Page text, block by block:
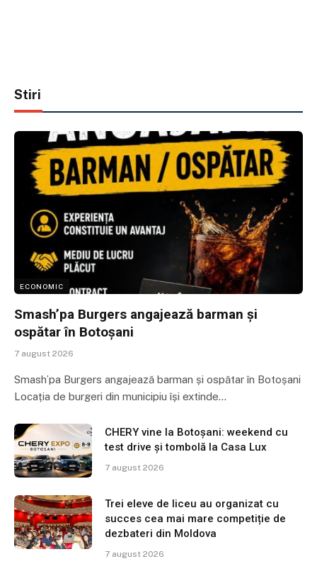
Stiri
ECONOMIC
Smash’pa Burgers angajează barman și
ospătar în Botoșani
7 august 2026
Smash’pa Burgers angajează barman și ospătar în Botoșani
Locația de burgeri din municipiu își extinde…
CHERY vine la Botoșani: weekend cu
test drive și tombolă la Casa Lux
7 august 2026
Trei eleve de liceu au organizat cu
succes cea mai mare competiție de
dezbateri din Moldova
7 august 2026